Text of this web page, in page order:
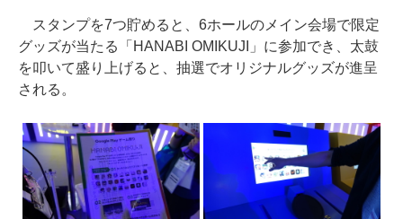
スタンプを7つ貯めると、6ホールのメイン会場で限定
グッズが当たる「HANABI OMIKUJI」に参加でき、太鼓
を叩いて盛り上げると、抽選でオリジナルグッズが進呈
される。